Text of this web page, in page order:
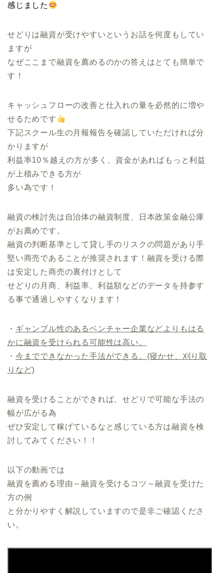
感じました
せどりは融資が受けやすいというお話を何度もしてい
ますが
なぜここまで融資を薦めるのかの答えはとても簡単で
す！
キャッシュフローの改善と仕入れの量を必然的に増や
せるためです
下記スクール生の月報報告を確認していただければ分
かりますが
利益率10％越えの方が多く、資金があればもっと利益
が上積みできる方が
多い為です！
融資の検討先は 自治体の融資制度、日本政策金融公庫
がお薦めです。
融資の判断基準として貸し手のリスクの問題があり手
堅い商売であることが推奨されます！融資を受ける際
は安定した商売の裏付けとして
せどりの月商、利益率、利益額などのデータを持参す
る事で通過しやすくなります！
・ ギャンブル性のあるベンチャー企業などよりもはる
かに融資を受けられる可能性は高い。
・ 今までできなかった手法ができる。(寝かせ、刈り取
りなど)
融資を受けることができれば、せどりで可能な手法の
幅が広がる為
ぜひ安定して稼げているなと感じている方は融資を検
討してみてください！！
以下の動画では
融資を薦める理由～融資を受けるコツ～融資を受けた
方の例
と分かりやすく解説していますので是非ご確認くださ
い。